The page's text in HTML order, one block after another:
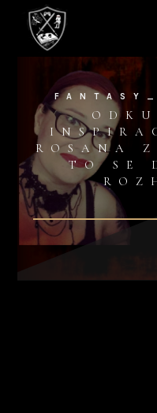
ROSANA
TO SE